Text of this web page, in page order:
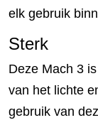
elk gebruik
Sterk
Deze Mach 3
van het lichte
gebruik van